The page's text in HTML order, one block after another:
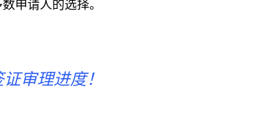
申请人的选择。
审理进度！